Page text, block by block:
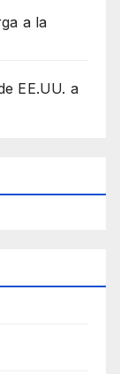
a la
EE.UU. a